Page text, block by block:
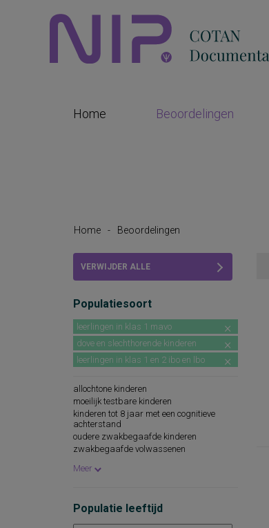
Home Beoordelingen
Home - Beoordelingen
VERWIJDER ALLE
Populatiesoort
leerlingen in klas 1 mavo
dove en slechthorende kinderen
leerlingen in klas 1 en 2 ibo en lbo
allochtone kinderen
moeilijk testbare kinderen
kinderen tot 8 jaar met een cognitieve
achterstand
oudere zwakbegaafde kinderen
zwakbegaafde volwassenen
basisonderwijs
Meer
Populatie leeftijd